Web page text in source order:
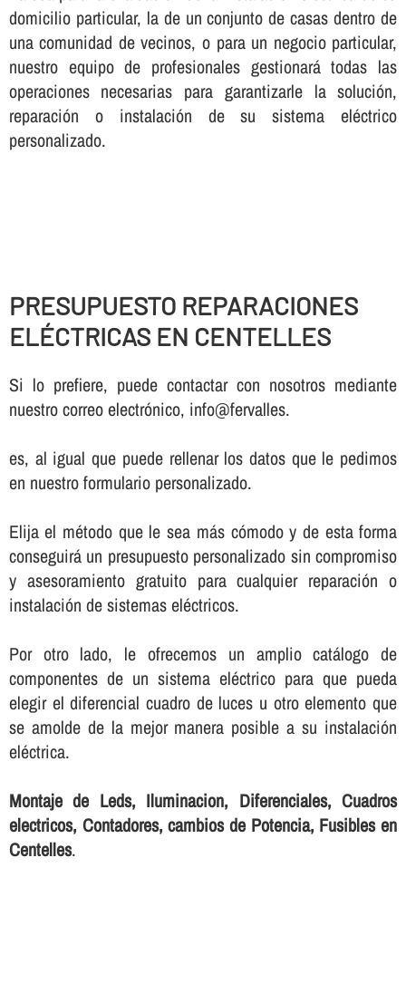
domicilio particular, la de un conjunto de casas dentro de
una comunidad de vecinos, o para un negocio particular,
nuestro equipo de profesionales gestionará todas las
operaciones necesarias para garantizarle la solución,
reparación o instalación de su sistema eléctrico
personalizado.
PRESUPUESTO REPARACIONES
ELÉCTRICAS EN CENTELLES
Si lo prefiere, puede contactar con nosotros mediante
nuestro correo electrónico, info@fervalles.
es, al igual que puede rellenar los datos que le pedimos
en nuestro formulario personalizado.
Elija el método que le sea más cómodo y de esta forma
conseguirá un presupuesto personalizado sin compromiso
y asesoramiento gratuito para cualquier reparación o
instalación de sistemas eléctricos.
Por otro lado, le ofrecemos un amplio catálogo de
componentes de un sistema eléctrico para que pueda
elegir el diferencial cuadro de luces u otro elemento que
se amolde de la mejor manera posible a su instalación
eléctrica.
Montaje de Leds, Iluminacion, Diferenciales, Cuadros
electricos, Contadores, cambios de Potencia, Fusibles en
Centelles.